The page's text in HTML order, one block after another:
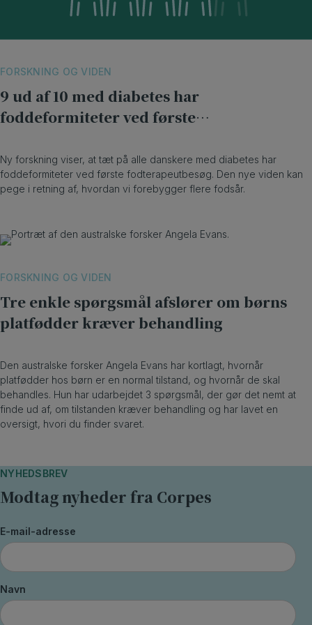
FORSKNING OG VIDEN
9 ud af 10 med diabetes har
foddeformiteter ved første
Ny forskning viser, at tæt på alle danskere med diabetes har
foddeformiteter ved første fodterapeutbesøg. Den nye viden kan
pege i retning af, hvordan vi forebygger flere fodsår.
FORSKNING OG VIDEN
Tre enkle spørgsmål afslører om børns
platfødder kræver behandling
Den australske forsker Angela Evans har kortlagt, hvornår
platfødder hos børn er en normal tilstand, og hvornår de skal
behandles. Hun har udarbejdet 3 spørgsmål, der gør det nemt at
finde ud af, om tilstanden kræver behandling og har lavet en
oversigt, hvori du finder svaret.
NYHEDSBREV
Modtag nyheder fra Corpes
E-mail-adresse
Navn